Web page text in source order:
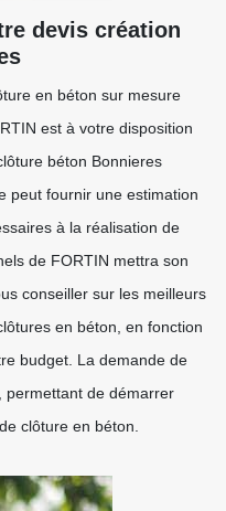
devis création
en béton sur mesure
est à votre disposition
béton Bonnieres
peut fournir une estimation
à la réalisation de
de FORTIN mettra son
conseiller sur les meilleurs
en béton, en fonction
budget. La demande de
permettant de démarrer
clôture en béton.